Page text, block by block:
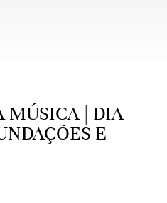
MÚSICA | DIA
E